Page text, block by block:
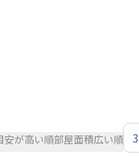
安が高い順部屋面積広い順